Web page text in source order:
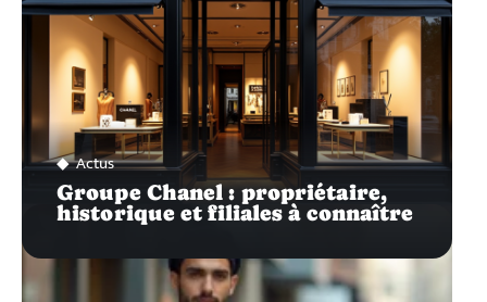
Actus
Groupe Chanel : propriétaire,
historique et filiales à connaître